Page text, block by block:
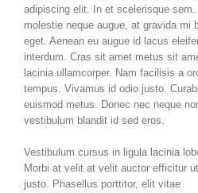
adipiscing elit. In et scelerisque sem.
molestie neque augue, at gravida mi
eget. Aenean eu augue id lacus
interdum. Cras sit amet metus sit
lacinia ullamcorper. Nam facilisis a
tempus. Vivamus id odio justo.
euismod metus. Donec nec neque
vestibulum blandit id sed eros.
Vestibulum cursus in ligula lacinia
Morbi at velit at velit auctor efficitur
justo. Phasellus porttitor, elit vitae